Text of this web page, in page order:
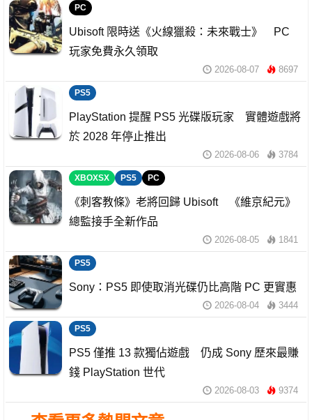
PC
Ubisoft 限時送《火線獵殺：未來戰士》 PC
玩家免費永久領取
2026-08-07 8697
PS5
PlayStation 提醒 PS5 光碟版玩家 實體遊戲將
於 2028 年停止推出
2026-08-06 3784
XBOXSX PS5 PC
《刺客教條》老將回歸 Ubisoft 《維京紀元》
總監接手全新作品
2026-08-05 1841
PS5
Sony：PS5 即使取消光碟仍比高階 PC 更實惠
2026-08-04 3444
PS5
PS5 僅推 13 款獨佔遊戲 仍成 Sony 歷來最賺
錢 PlayStation 世代
2026-08-03 9374